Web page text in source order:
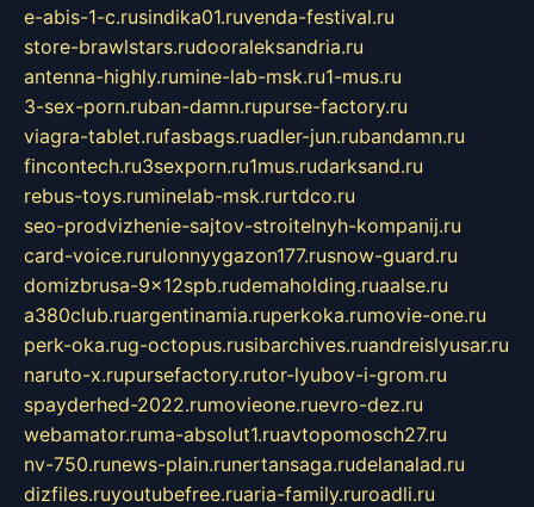
e-abis-1-c.rusindika01.ruvenda-festival.ru
store-brawlstars.rudooraleksandria.ru
antenna-highly.rumine-lab-msk.ru1-mus.ru
3-sex-porn.ruban-damn.rupurse-factory.ru
viagra-tablet.rufasbags.ruadler-jun.rubandamn.ru
fincontech.ru3sexporn.ru1mus.rudarksand.ru
rebus-toys.ruminelab-msk.rurtdco.ru
seo-prodvizhenie-sajtov-stroitelnyh-kompanij.ru
card-voice.rurulonnyygazon177.rusnow-guard.ru
domizbrusa-9x12spb.rudemaholding.ruaalse.ru
a380club.ruargentinamia.ruperkoka.rumovie-one.ru
perk-oka.rug-octopus.rusibarchives.ruandreislyusar.ru
naruto-x.rupursefactory.rutor-lyubov-i-grom.ru
spayderhed-2022.rumovieone.ruevro-dez.ru
webamator.ruma-absolut1.ruavtopomosch27.ru
nv-750.runews-plain.runertansaga.rudelanalad.ru
dizfiles.ruyoutubefree.ruaria-family.ruroadli.ru